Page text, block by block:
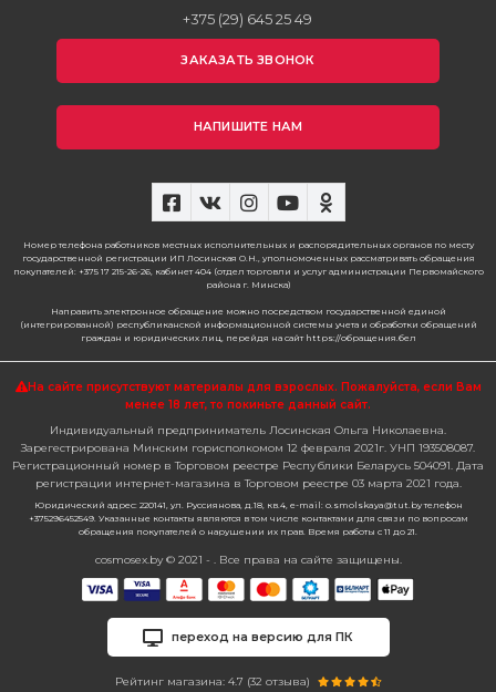
+375 (29) 645 25 49
ЗАКАЗАТЬ ЗВОНОК
НАПИШИТЕ НАМ
Номер телефона работников местных исполнительных и распорядительных органов по месту
государственной регистрации ИП Лосинская О.Н., уполномоченных рассматривать обращения
покупателей: +375 17 215-26-26, кабинет 404 (отдел торговли и услуг администрации Первомайского
района г. Минска)
Направить электронное обращение можно посредством государственной единой
(интегрированной) республиканской информационной системы учета и обработки обращений
граждан и юридических лиц, перейдя на сайт https://обращения.бел
На сайте присутствуют материалы для взрослых. Пожалуйста, если Вам
менее 18 лет, то покиньте данный сайт.
Индивидуальный предприниматель Лосинская Ольга Николаевна.
Зарегестрирована Минским горисполкомом 12 февраля 2021г. УНП 193508087.
Регистрационный номер в Торговом реестре Республики Беларусь 504091. Дата
регистрации интернет-магазина в Торговом реестре 03 марта 2021 года.
Юридический адрес: 220141, ул. Руссиянова, д.18, кв.4, e-mail: o.smolskaya@tut.by телефон
+375296452549. Указанные контакты являются в том числе контактами для связи по вопросам
обращения покупателей о нарушении их прав. Время работы с 11 до 21.
cosmosex.by © 2021 - . Все права на сайте защищены.
переход на версию для ПК
Рейтинг магазина: 4.7 (32 отзыва)